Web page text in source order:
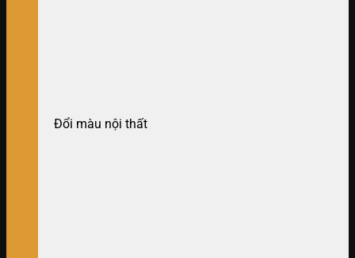
Đổi màu nội thất